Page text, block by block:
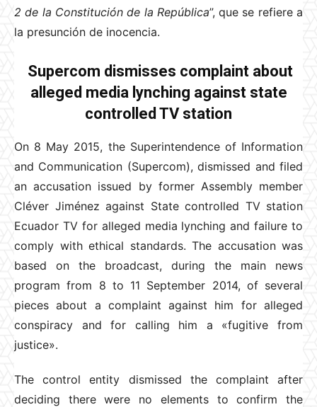
2 de la Constitución de la República”, que se refiere a
la presunción de inocencia.
Supercom dismisses complaint about
alleged media lynching against state
controlled TV station
On 8 May 2015, the Superintendence of Information
and Communication (Supercom), dismissed and filed
an accusation issued by former Assembly member
Cléver Jiménez against State controlled TV station
Ecuador TV for alleged media lynching and failure to
comply with ethical standards. The accusation was
based on the broadcast, during the main news
program from 8 to 11 September 2014, of several
pieces about a complaint against him for alleged
conspiracy and for calling him a «fugitive from
justice».
The control entity dismissed the complaint after
deciding there were no elements to confirm the